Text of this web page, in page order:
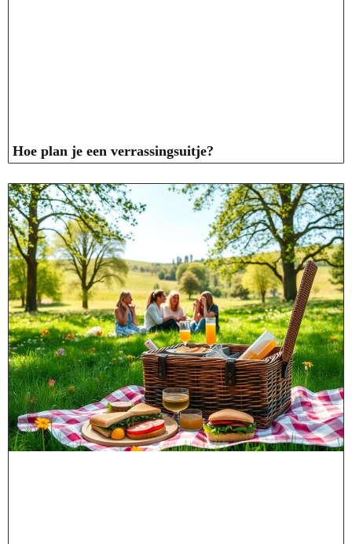
Hoe plan je een verrassingsuitje?